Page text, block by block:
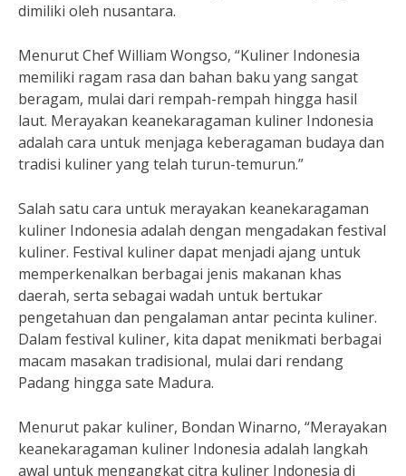
dimiliki oleh nusantara.
Menurut Chef William Wongso, “Kuliner Indonesia
memiliki ragam rasa dan bahan baku yang sangat
beragam, mulai dari rempah-rempah hingga hasil
laut. Merayakan keanekaragaman kuliner Indonesia
adalah cara untuk menjaga keberagaman budaya dan
tradisi kuliner yang telah turun-temurun.”
Salah satu cara untuk merayakan keanekaragaman
kuliner Indonesia adalah dengan mengadakan festival
kuliner. Festival kuliner dapat menjadi ajang untuk
memperkenalkan berbagai jenis makanan khas
daerah, serta sebagai wadah untuk bertukar
pengetahuan dan pengalaman antar pecinta kuliner.
Dalam festival kuliner, kita dapat menikmati berbagai
macam masakan tradisional, mulai dari rendang
Padang hingga sate Madura.
Menurut pakar kuliner, Bondan Winarno, “Merayakan
keanekaragaman kuliner Indonesia adalah langkah
awal untuk mengangkat citra kuliner Indonesia di